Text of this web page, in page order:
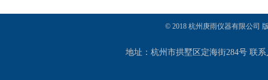
© 2018 杭州庚雨仪器有限公司
地址：杭州市拱墅区定海街284号 联